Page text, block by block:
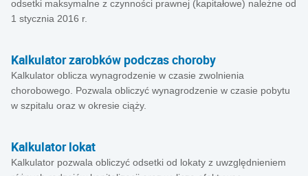
odsetki maksymalne z czynności prawnej (kapitałowe) należne od
1 stycznia 2016 r.
Kalkulator zarobków podczas choroby
Kalkulator oblicza wynagrodzenie w czasie zwolnienia
chorobowego. Pozwala obliczyć wynagrodzenie w czasie pobytu
w szpitalu oraz w okresie ciąży.
Kalkulator lokat
Kalkulator pozwala obliczyć odsetki od lokaty z uwzględnieniem